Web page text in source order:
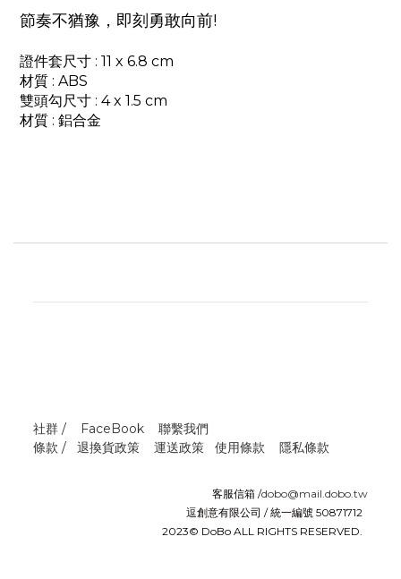
節奏不猶豫，即刻勇敢向前!
證件套尺寸 : 11 x 6.8 cm
材質 : ABS
雙頭勾尺寸 : 4 x 1.5 cm
材質 : 鋁合金
社群 / FaceBook
聯繫我們
條款 / 退換貨政策 運送政策 使用條款 隱私條款
客服信箱 /dobo@mail.dobo.tw
逗創意有限公司 / 統一編號 50871712
2023© DoBo ALL RIGHTS RESERVED.